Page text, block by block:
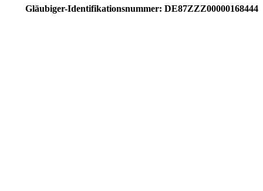
Gläubiger-Identifikationsnummer: DE87ZZZ00000168444